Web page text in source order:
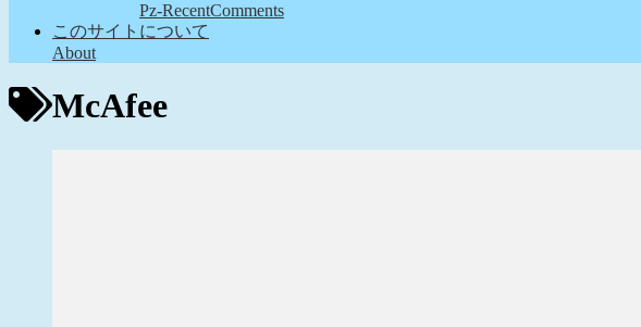
Pz-RecentComments
このサイトについて
About
McAfee